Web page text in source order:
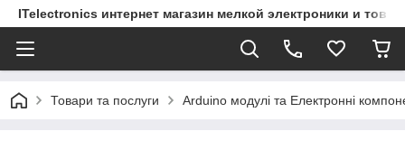
ITelectronics интернет магазин мелкой электроники и
Товари та послуги Arduino модулі та Електронні